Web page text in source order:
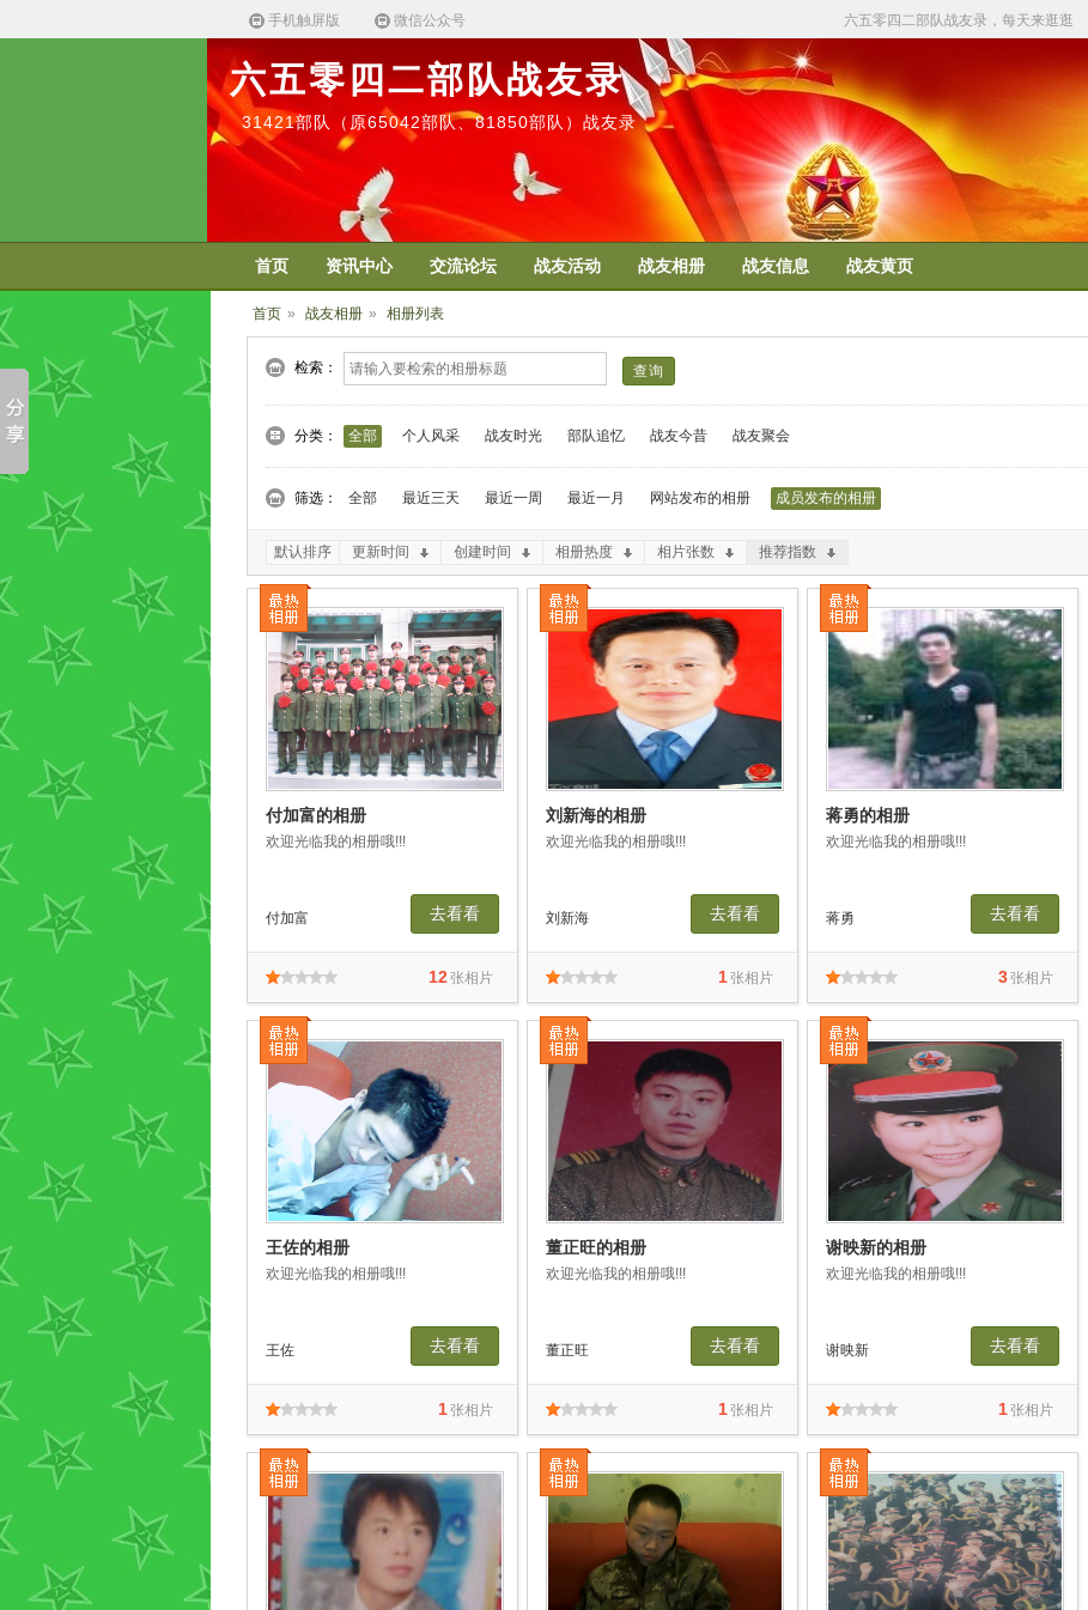
手机触屏版 微信公众号 六五零四二部队战友录，每天来逛逛
六五零四二部队战友录
31421部队（原65042部队、81850部队）战友录
首页 资讯中心 交流论坛 战友活动 战友相册 战友信息 战友黄页
首页 » 战友相册 » 相册列表
检索：
分类： 全部 个人风采 战友时光 部队追忆 战友今昔 战友聚会
筛选： 全部 最近三天 最近一周 最近一月 网站发布的相册 成员发布的相册
默认排序 更新时间 创建时间 相册热度 相片张数 推荐指数
付加富的相册
欢迎光临我的相册哦!!!
去看看
付加富
12张相片
刘新海的相册
欢迎光临我的相册哦!!!
去看看
刘新海
1张相片
蒋勇的相册
欢迎光临我的相册哦!!!
去看看
蒋勇
3张相片
王佐的相册
欢迎光临我的相册哦!!!
去看看
王佐
1张相片
董正旺的相册
欢迎光临我的相册哦!!!
去看看
董正旺
1张相片
谢映新的相册
欢迎光临我的相册哦!!!
去看看
谢映新
1张相片